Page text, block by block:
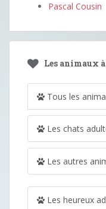
Pascal Cousin
Les animaux
Tous les
Les chats
Les autres
Les heureux